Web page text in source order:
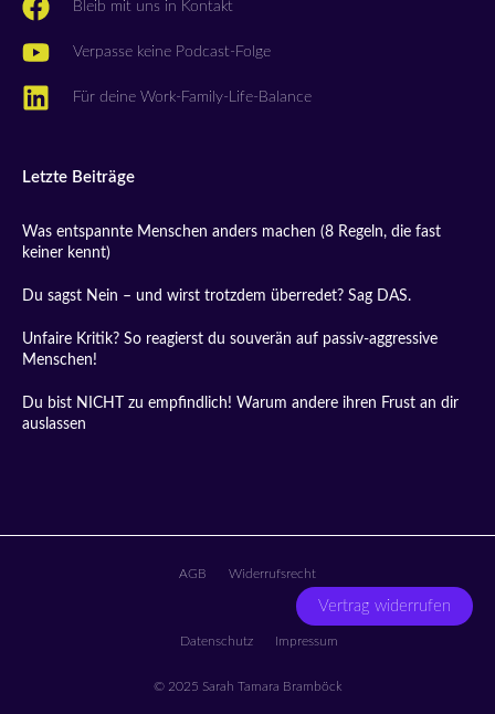
Bleib mit uns in Kontakt
Verpasse keine Podcast-Folge
Für deine Work-Family-Life-Balance
Letzte Beiträge
Was entspannte Menschen anders machen (8 Regeln, die fast
keiner kennt)
Du sagst Nein – und wirst trotzdem überredet? Sag DAS.
Unfaire Kritik? So reagierst du souverän auf passiv-aggressive
Menschen!
Du bist NICHT zu empfindlich! Warum andere ihren Frust an dir
auslassen
© 2025 Sarah Tamara Bramböck
AGB Widerrufsrecht
Vertrag widerrufen
Datenschutz Impressum